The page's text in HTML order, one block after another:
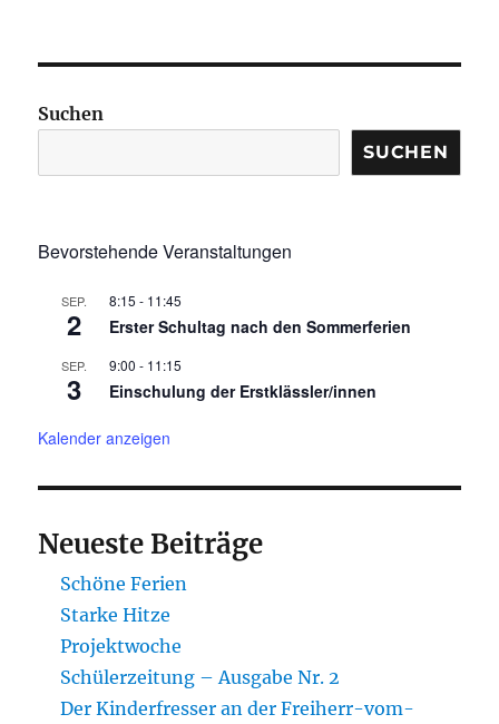
Suchen
SUCHEN
Bevorstehende Veranstaltungen
SEP.
2
8:15 - 11:45
Erster Schultag nach den Sommerferien
SEP.
3
9:00 - 11:15
Einschulung der Erstklässler/innen
Kalender anzeigen
Neueste Beiträge
Schöne Ferien
Starke Hitze
Projektwoche
Schülerzeitung – Ausgabe Nr. 2
Der Kinderfresser an der Freiherr-vom-